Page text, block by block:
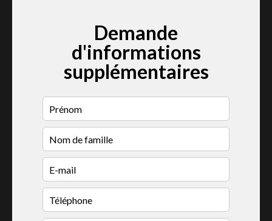
Demande
d'informations
supplémentaires